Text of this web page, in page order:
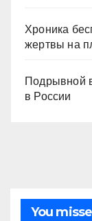
Хроника
жертвы на
Подрывной
в России
You